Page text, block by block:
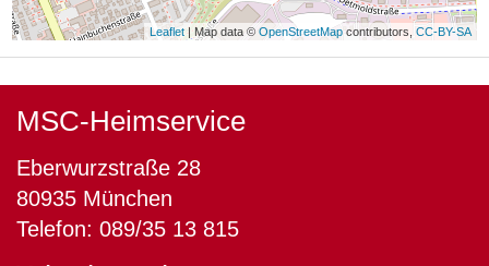
Leaflet| Map data © OpenStreetMap contributors, CC-BY-SA
MSC-Heimservice
Eberwurzstraße 28
80935 München
Telefon: 089/35 13 815